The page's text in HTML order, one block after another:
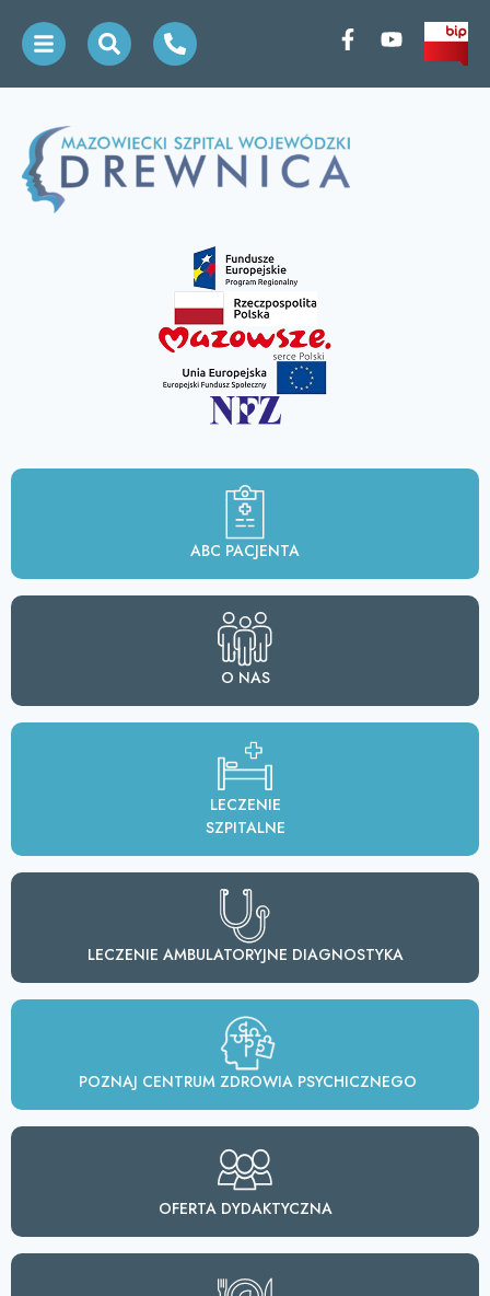
treści
ABC PACJENTA
O NAS
LECZENIE
SZPITALNE
LECZENIE AMBULATORYJNE DIAGNOSTYKA
POZNAJ CENTRUM ZDROWIA PSYCHICZNEGO
OFERTA DYDAKTYCZNA